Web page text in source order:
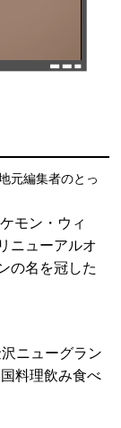
元編集者のとっ
モン・ウィ
ニューアルオ
の名を冠した
ニューグラン
料理飲み食べ